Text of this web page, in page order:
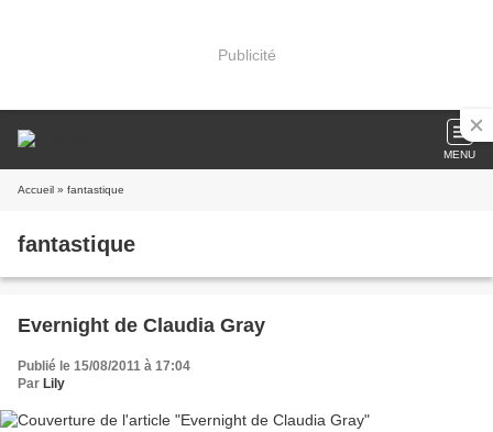
Publicité
MENU
Accueil » fantastique
fantastique
Evernight de Claudia Gray
Publié le 15/08/2011 à 17:04
Par Lily